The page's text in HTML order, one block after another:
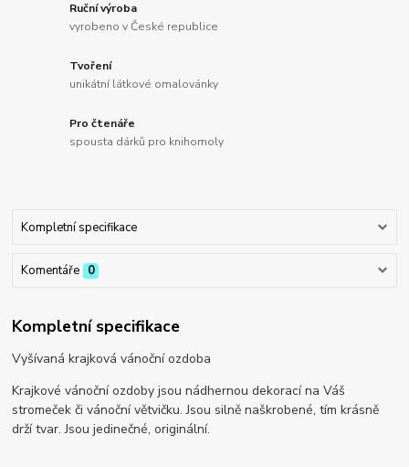
Ruční výroba
vyrobeno v České republice
Tvoření
unikátní látkové omalovánky
Pro čtenáře
spousta dárků pro knihomoly
Kompletní specifikace
Komentáře 0
Kompletní specifikace
Vyšívaná krajková vánoční ozdoba
Krajkové vánoční ozdoby jsou nádhernou dekorací na Váš
stromeček či vánoční větvičku. Jsou silně naškrobené, tím krásně
drží tvar. Jsou jedinečné, originální.